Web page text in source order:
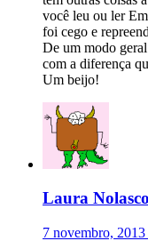
você leu ou ler
foi cego e
De um modo
com a diferença
Um beijo!
Laura Nolasco
7 novembro,